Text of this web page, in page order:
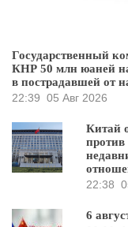
Государственный
КНР 50 млн юаней
в пострадавшей от
22:39 05 Авг 2026
Китай
22:38
6